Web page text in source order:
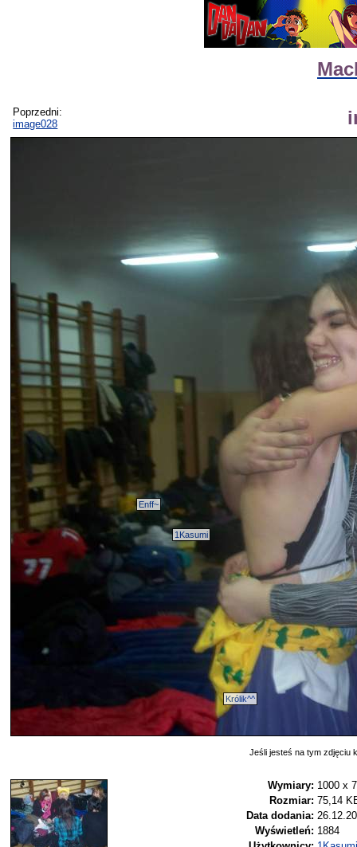
Poprzedni:
image028
1Kasumi
Enff~
Królik^^
Jeśli jesteś na tym zdjęciu
Wymiary: 1000 x
Rozmiar: 75,14
Data dodania:
Wyświetleń: 1884